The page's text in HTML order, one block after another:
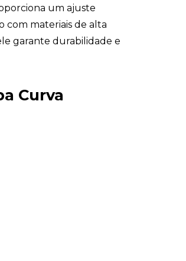
um ajuste
com materiais de alta
garante durabilidade e
Curva